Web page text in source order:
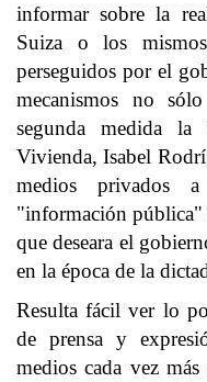
informar sobre la
Suiza o los
perseguidos por el
mecanismos no
segunda medida
Vivienda, Isabel
medios privados
"información pública"
que deseara el
en la época de la
Resulta fácil ver lo
de prensa y
medios cada vez